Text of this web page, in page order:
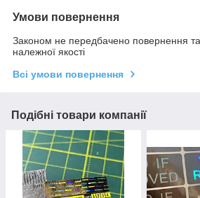
Умови повернення
Законом не передбачено повернення
належної якості
Всі умови повернення
Подібні товари компанії